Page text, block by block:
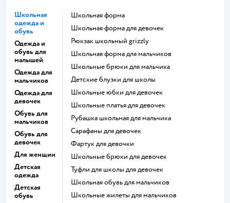
Школьная
одежда и
обувь
Одежда и
обувь для
малышей
Одежда для
мальчиков
Одежда для
девочек
Обувь для
мальчиков
Обувь для
девочек
Для женщин
Детская
одежда
Детская
обувь
Школьная форма
Школьная форма для девочек
Рюкзак школьный grizzly
Школьная форма для мальчиков
Школьные брюки для мальчика
Детские блузки для школы
Школьные юбки для девочек
Школьные платья для девочек
Рубашка школьная для мальчика
Сарафаны для девочек
Фартук для девочки
Школьные брюки для девочек
Туфли для школы для девочек
Школьная обувь для мальчиков
Школьные жилеты для мальчиков